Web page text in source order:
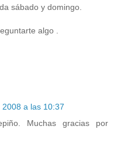
sábado y domingo.
algo .
a las 10:37
Muchas gracias por